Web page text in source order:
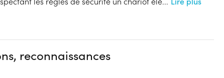
reconnaissances